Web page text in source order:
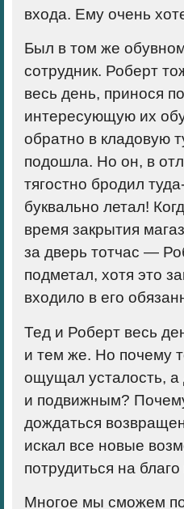
входа. Ему очень
Был в том же
сотрудник. Роберт
весь день, принося
интересующую их
обратно в кладовую
подошла. Но он, в
тягостно бродил
буквально летал!
время закрытия
за дверь тотчас —
подметал, хотя это
входило в его
Тед и Роберт весь
и тем же. Но почему
ощущал усталость,
и подвижным?
дождаться
искал все новые
потрудиться на
Многое мы сможем